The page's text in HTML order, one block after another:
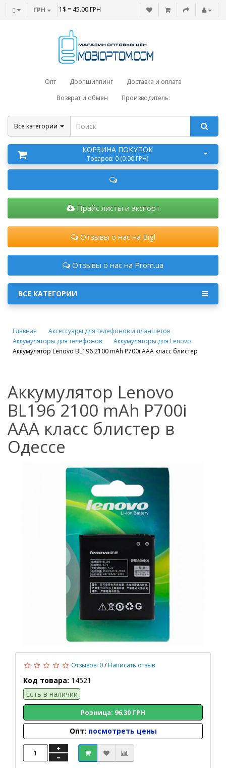
ГРН 1$ = 45.00 ГРН
Опт Дропшиппинг
Доставка и оплата
Возврат и обмен
Производитель:
Все категории
КОРЗИНА ПОКУПОК
Товаров: 0 (0.00 ГРН)
Прайс листы и экспорт
Отзывы о нас на Bigl
Отзывы о нас на Prom.ua
ВСЕ КАТЕГОРИИ
Главная
Аксессуары для телефонов и планшетов
Аккумуляторы для телефонов
Аккумуляторы для Lenovo
Аккумулятор Lenovo BL196 2100 mAh P700i AAA класс блистер
Аккумулятор Lenovo
BL196 2100 mAh P700i
AAA класс блистер в
Одессе
Отзывов: 0/Написать отзыв
Код товара: 14521
Есть в наличии
Розница: 96.30 ГРН
Опт: посмотреть цены